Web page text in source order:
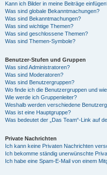
Kann ich Bilder in meine Beiträge
Was sind globale Bekanntmachungen?
Was sind Bekanntmachungen?
Was sind wichtige Themen?
Was sind geschlossene Themen?
Was sind Themen-Symbole?
Benutzer-Stufen und Gruppen
Was sind Administratoren?
Was sind Moderatoren?
Was sind Benutzergruppen?
Wo finde ich die Benutzergruppen und
Wie werde ich Gruppenleiter?
Weshalb werden verschiedene
Was ist eine Hauptgruppe?
Was bedeutet der „Das Team“-Link auf
Private Nachrichten
Ich kann keine Privaten Nachrichten
Ich bekomme ständig unerwünschte
Ich habe eine Spam-E-Mail von einem